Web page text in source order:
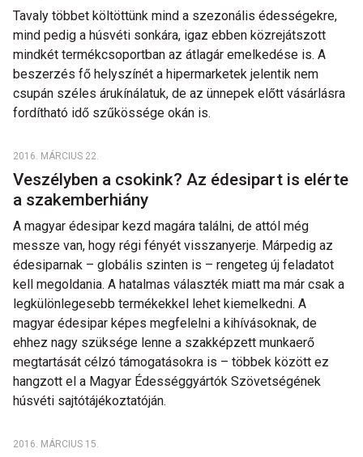
Tavaly többet költöttünk mind a szezonális édességekre,
mind pedig a húsvéti sonkára, igaz ebben közrejátszott
mindkét termékcsoportban az átlagár emelkedése is. A
beszerzés fő helyszínét a hipermarketek jelentik nem
csupán széles árukínálatuk, de az ünnepek előtt vásárlásra
fordítható idő szűkössége okán is.
2016. MÁRCIUS 22.
Veszélyben a csokink? Az édesipart is elérte
a szakemberhiány
A magyar édesipar kezd magára találni, de attól még
messze van, hogy régi fényét visszanyerje. Márpedig az
édesiparnak – globális szinten is – rengeteg új feladatot
kell megoldania. A hatalmas választék miatt ma már csak a
legkülönlegesebb termékekkel lehet kiemelkedni. A
magyar édesipar képes megfelelni a kihívásoknak, de
ehhez nagy szüksége lenne a szakképzett munkaerő
megtartását célzó támogatásokra is – többek között ez
hangzott el a Magyar Édességgyártók Szövetségének
húsvéti sajtótájékoztatóján.
2016. MÁRCIUS 15.